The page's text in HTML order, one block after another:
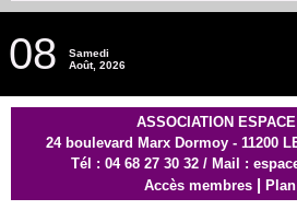
08
Samedi
Août, 2026
ASSOCIATION
24 boulevard Marx Dormoy - 11200
Tél : 04 68 27 30 32 / Mail :
Accès membres |